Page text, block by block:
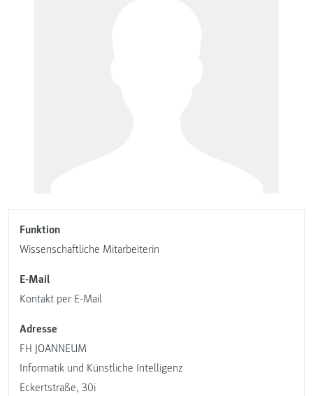
Funktion
Wissenschaftliche Mitarbeiterin
E-Mail
Kontakt per E-Mail
Adresse
FH JOANNEUM
Informatik und Künstliche Intelligenz
Eckertstraße, 30i